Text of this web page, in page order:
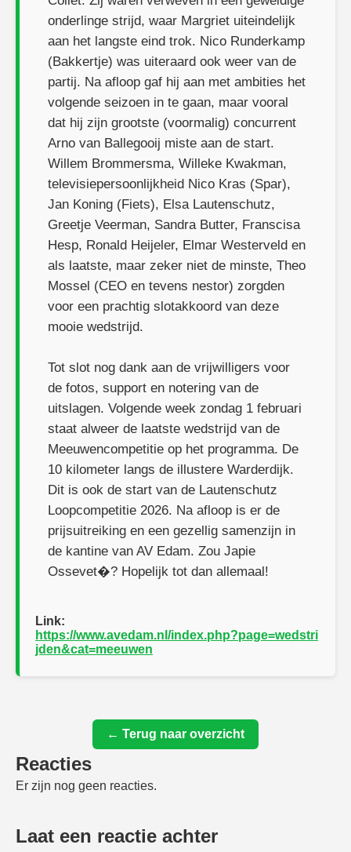
onderlinge strijd, waar Margriet uiteindelijk
aan het langste eind trok. Nico Runderkamp
(Bakkertje) was uiteraard ook weer van de
partij. Na afloop gaf hij aan met ambities het
volgende seizoen in te gaan, maar vooral
dat hij zijn grootste (voormalig) concurrent
Arno van Ballegooij miste aan de start.
Willem Brommersma, Willeke Kwakman,
televisiepersoonlijkheid Nico Kras (Spar),
Jan Koning (Fiets), Elsa Lautenschutz,
Greetje Veerman, Sandra Butter, Franscisa
Hesp, Ronald Heijeler, Elmar Westerveld en
als laatste, maar zeker niet de minste, Theo
Mossel (CEO en tevens nestor) zorgden
voor een prachtig slotakkoord van deze
mooie wedstrijd.
Tot slot nog dank aan de vrijwilligers voor
de fotos, support en notering van de
uitslagen. Volgende week zondag 1 februari
staat alweer de laatste wedstrijd van de
Meeuwencompetitie op het programma. De
10 kilometer langs de illustere Warderdijk.
Dit is ook de start van de Lautenschutz
Loopcompetitie 2026. Na afloop is er de
prijsuitreiking en een gezellig samenzijn in
de kantine van AV Edam. Zou Japie
Ossevet�? Hopelijk tot dan allemaal!
Link:
https://www.avedam.nl/index.php?page=wedstri
jden&cat=meeuwen
← Terug naar overzicht
Reacties
Er zijn nog geen reacties.
Laat een reactie achter